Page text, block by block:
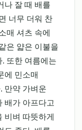
나 잘 때 배를
너무 더워 찬
매 셔츠 속에
은 얇은 이불을
또한 여름에는
에 민소매
만약 가벼운
배가 아프다고
비벼 따뜻하게